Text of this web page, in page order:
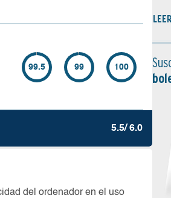
99.5 99 100
5.5/ 6.0
del ordenador en el uso